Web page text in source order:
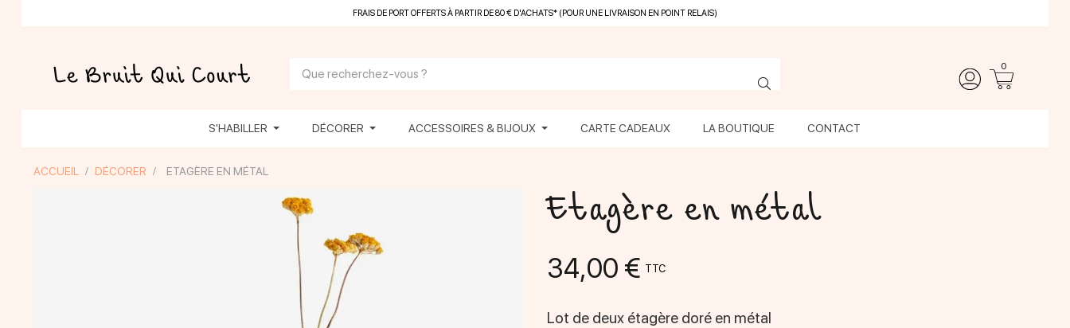
FRAIS DE PORT OFFERTS À PARTIR DE 80 € D'ACHATS* (POUR UNE LIVRAISON EN POINT RELAIS)
0
S'HABILLER DÉCORER ACCESSOIRES & BIJOUX CARTE CADEAUX LA BOUTIQUE CONTACT
ACCUEIL DÉCORER ETAGÈRE EN MÉTAL
Etagère en métal
34,00 € TTC
Lot de deux étagère doré en métal